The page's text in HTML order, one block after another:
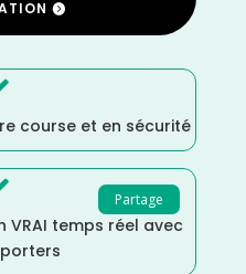
course et en sécurité
Partage
temps réel avec